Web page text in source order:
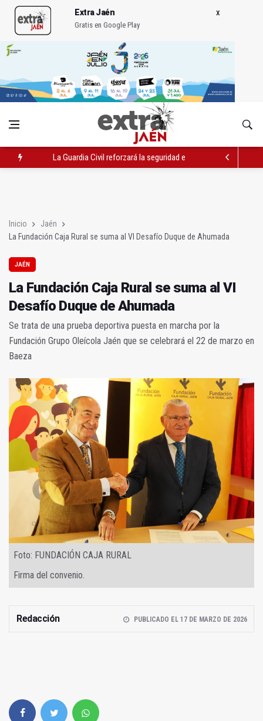
Extra Jaén
Gratis en Google Play
La Guardia Civil reforzará la seguridad el 12 de agosto por el
Inicio
Jaén
La Fundación Caja Rural se suma al VI Desafío Duque de Ahumada
JAÉN
La Fundación Caja Rural se suma al VI
Desafío Duque de Ahumada
Se trata de una prueba deportiva puesta en marcha por la
Fundación Grupo Oleícola Jaén que se celebrará el 22 de marzo en
Baeza
Foto: FUNDACIÓN CAJA RURAL
Firma del convenio.
Redacción PUBLICADO EL 17 DE MARZO DE 2026